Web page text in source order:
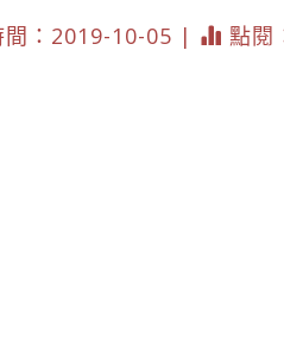
間：2019-10-05 | 點閱